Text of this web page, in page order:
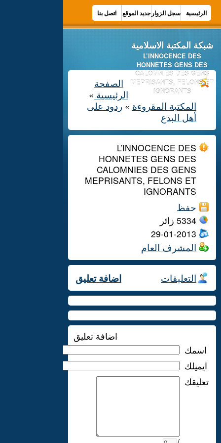
الرئيسية سجل الزوار جديد الموقع اتصل بنا
شبكة المكتبة الاسلامية
L’INNOCENCE DES
HONNETES GENS DES
CALOMNIES DES GENS
MEPRISANTS, FELONS ET
IGNORANTS
الصفحة
الرئيسية »
المكتبة المقروءة » ردود على
أهل البدع
L’INNOCENCE DES
HONNETES GENS DES
CALOMNIES DES GENS
MEPRISANTS, FELONS ET
IGNORANTS
حفظ
5334 زائر
29-01-2013
المشرف العام
التعليقات اضافة تعليق
اضافة تعليق
اسمك
ايميلك
تعليقك